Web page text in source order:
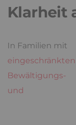
Klarheit
In Familien mit
eingeschränkten
Bewältigungs-
und